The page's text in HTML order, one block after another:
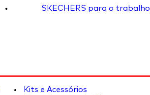
SKECHERS para o trabalho
Kits e Acessórios